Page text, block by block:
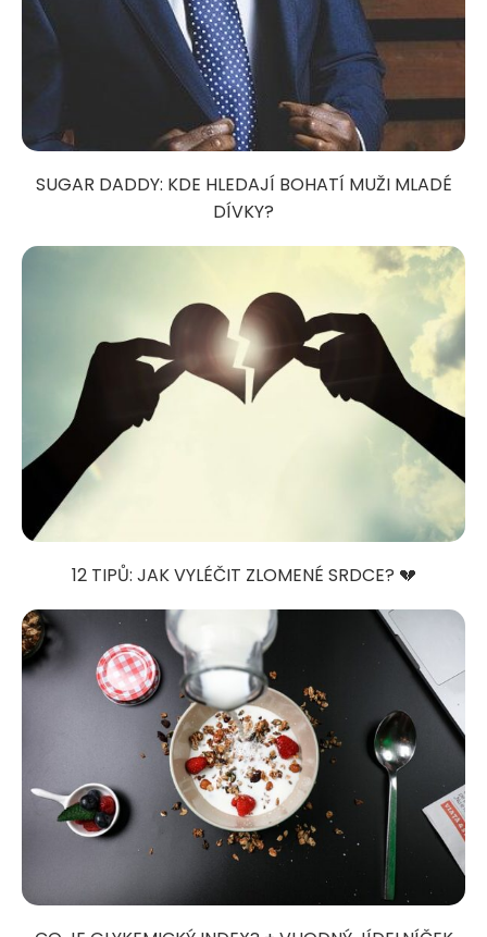
SUGAR DADDY: KDE HLEDAJÍ BOHATÍ MUŽI MLADÉ
DÍVKY?
12 TIPŮ: JAK VYLÉČIT ZLOMENÉ SRDCE? 💔